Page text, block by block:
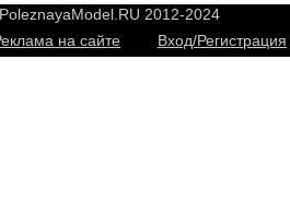
2012-2024
на сайте Вход/Регистрация